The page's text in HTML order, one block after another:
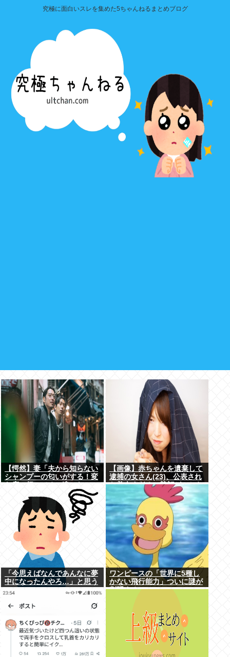
究極に面白いスレを集めた5ちゃんねるまとめブログ
【愕然】妻「夫から知らない
シャンプーの匂いがする！変
い！！！」探偵「調べたとこ
ろ･･･」⇒結果ｗｗ
【画像】赤ちゃんを遺棄して
逮捕の女さん(23)、公表され
た美人すぎるご尊顔がこちら
「今思えばなんであんなに夢
中になったんやろ…」と思う
コンテンツ
ワンピースの「世界に5種し
かない飛行能力」ついに謎が
判明するwww